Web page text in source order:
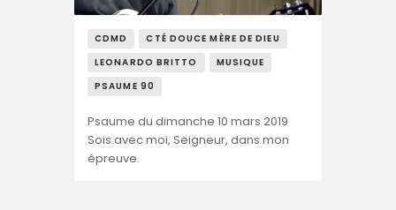
CDMD
CTÉ DOUCE MÈRE DE DIEU
LEONARDO BRITTO
MUSIQUE
PSAUME 90
Psaume du dimanche 10 mars 2019
Sois avec moi, Seigneur, dans mon
épreuve.